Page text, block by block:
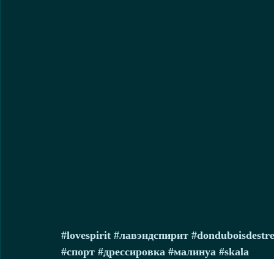
#lovespirit #лавэндспирит
#спорт #дрессировка #малинуа #skala